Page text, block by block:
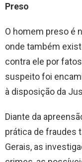
Preso
O homem preso é
onde também
contra ele por
suspeito foi
à disposição da
Diante da
prática de fraudes
Gerais, as